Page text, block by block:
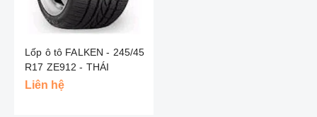
Lốp ô tô FALKEN - 245/45
R17 ZE912 - THÁI
Liên hệ